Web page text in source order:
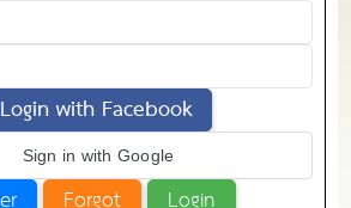
Login with Facebook
Sign in with Google